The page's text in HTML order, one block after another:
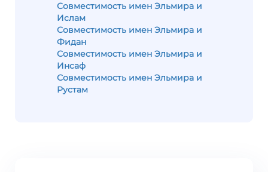
Совместимость имен Эльмира и
Ислам
Совместимость имен Эльмира и
Фидан
Совместимость имен Эльмира и
Инсаф
Совместимость имен Эльмира и
Рустам